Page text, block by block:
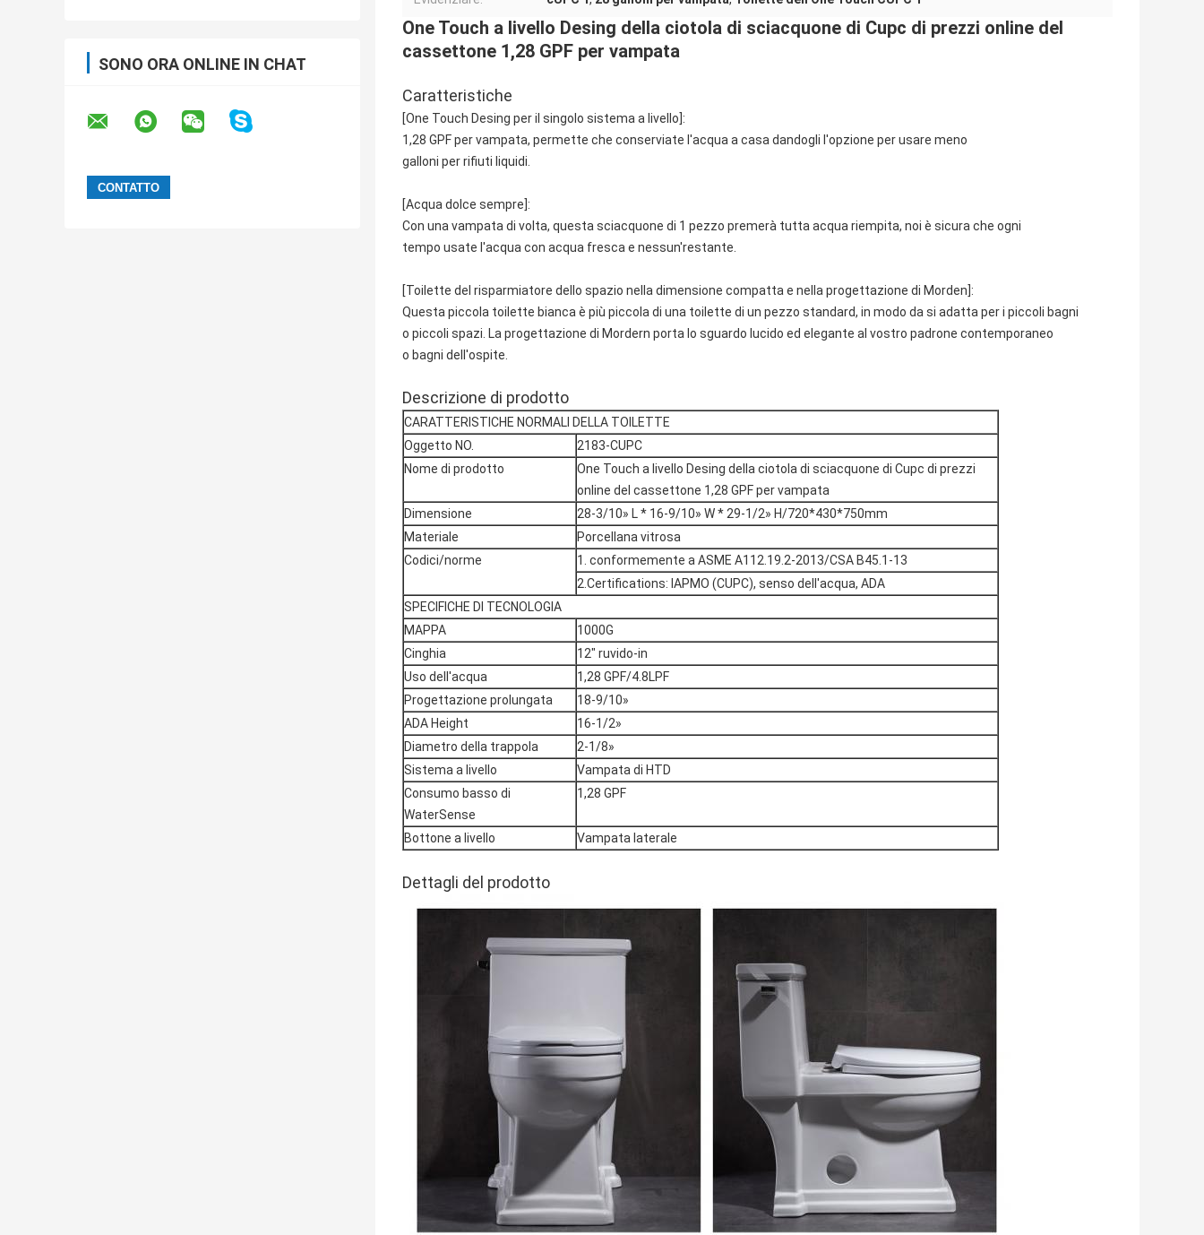
SONO ORA ONLINE IN CHAT
One Touch a livello Desing della ciotola di sciacquone di Cupc di prezzi online del
cassettone 1,28 GPF per vampata
Caratteristiche
[One Touch Desing per il singolo sistema a livello]:
1,28 GPF per vampata, permette che conserviate l'acqua a casa dandogli l'opzione per usare meno
galloni per rifiuti liquidi.
[Acqua dolce sempre]:
Con una vampata di volta, questa sciacquone di 1 pezzo premerà tutta acqua riempita, noi è sicura che ogni
tempo usate l'acqua con acqua fresca e nessun'restante.
[Toilette del risparmiatore dello spazio nella dimensione compatta e nella progettazione di Morden]:
Questa piccola toilette bianca è più piccola di una toilette di un pezzo standard, in modo da si adatta per i piccoli bagni
o piccoli spazi. La progettazione di Mordern porta lo sguardo lucido ed elegante al vostro padrone contemporaneo
o bagni dell'ospite.
Descrizione di prodotto
CARATTERISTICHE NORMALI DELLA TOILETTE
Oggetto NO.
2183-CUPC
Nome di prodotto
One Touch a livello Desing della ciotola di sciacquone di Cupc di prezzi
online del cassettone 1,28 GPF per vampata
Dimensione
28-3/10» L * 16-9/10» W * 29-1/2» H/720*430*750mm
Materiale
Porcellana vitrosa
Codici/norme
1. conformemente a ASME A112.19.2-2013/CSA B45.1-13
2.Certifications: IAPMO (CUPC), senso dell'acqua, ADA
SPECIFICHE DI TECNOLOGIA
MAPPA
1000G
Cinghia
12" ruvido-in
Uso dell'acqua
1,28 GPF/4.8LPF
Progettazione prolungata
18-9/10»
ADA Height
16-1/2»
Diametro della trappola
2-1/8»
Sistema a livello
Vampata di HTD
Consumo basso di
WaterSense
1,28 GPF
Bottone a livello Vampata laterale
Dettagli del prodotto